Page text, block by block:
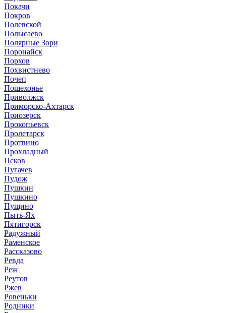
Покачи
Покров
Полевской
Полысаево
Полярные Зори
Поронайск
Порхов
Похвистнево
Почеп
Пошехонье
Приволжск
Приморско-Ахтарск
Приозерск
Прокопьевск
Пролетарск
Протвино
Прохладный
Псков
Пугачев
Пудож
Пушкин
Пушкино
Пущино
Пыть-Ях
Пятигорск
Радужный
Раменское
Рассказово
Ревда
Реж
Реутов
Ржев
Ровеньки
Родники